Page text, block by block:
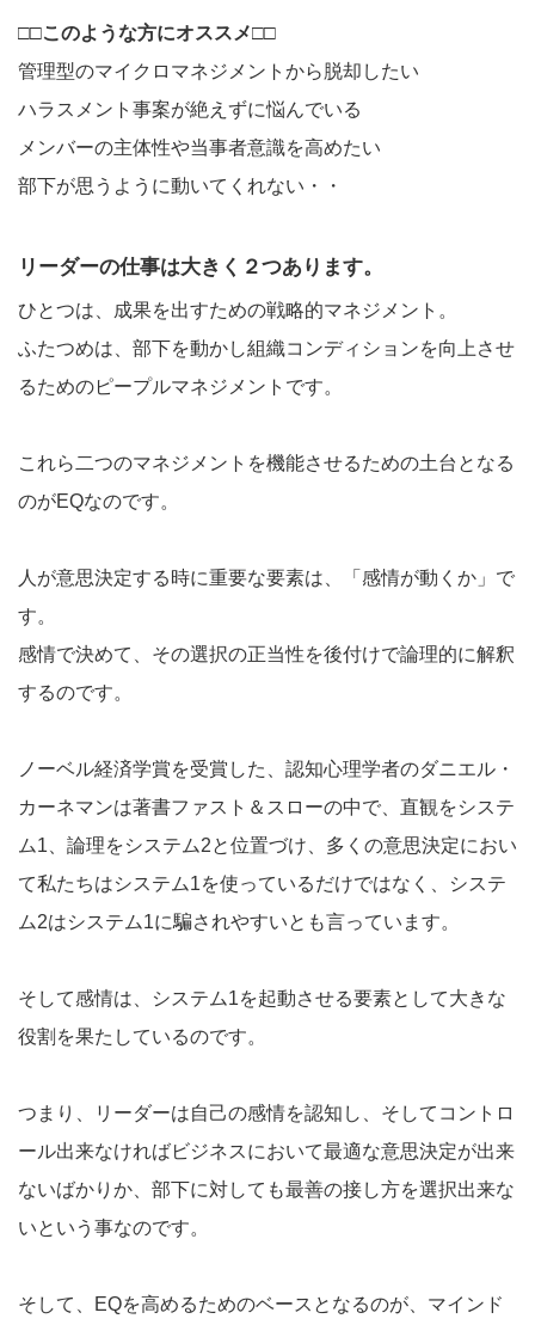
□□このような方にオススメ□□
管理型のマイクロマネジメントから脱却したい
ハラスメント事案が絶えずに悩んでいる
メンバーの主体性や当事者意識を高めたい
部下が思うように動いてくれない・・
リーダーの仕事は大きく２つあります。
ひとつは、成果を出すための戦略的マネジメント。
ふたつめは、部下を動かし組織コンディションを向上させ
るためのピープルマネジメントです。
これら二つのマネジメントを機能させるための土台となる
のがEQなのです。
人が意思決定する時に重要な要素は、「感情が動くか」で
す。
感情で決めて、その選択の正当性を後付けで論理的に解釈
するのです。
ノーベル経済学賞を受賞した、認知心理学者のダニエル・
カーネマンは著書ファスト＆スローの中で、直観をシステ
ム1、論理をシステム2と位置づけ、多くの意思決定におい
て私たちはシステム1を使っているだけではなく、システ
ム2はシステム1に騙されやすいとも言っています。
そして感情は、システム1を起動させる要素として大きな
役割を果たしているのです。
つまり、リーダーは自己の感情を認知し、そしてコントロ
ール出来なければビジネスにおいて最適な意思決定が出来
ないばかりか、部下に対しても最善の接し方を選択出来な
いという事なのです。
そして、EQを高めるためのベースとなるのが、マインド